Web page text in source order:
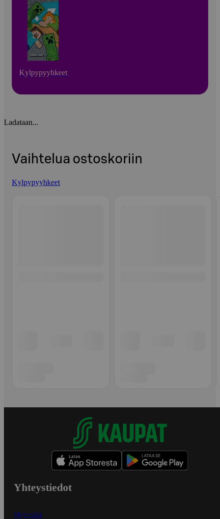
Kylpypyyhkeet
Ladataan...
Vaihtelua ostoskoriin
Kylpypyyhkeet
Yhteystiedot
Myymälät